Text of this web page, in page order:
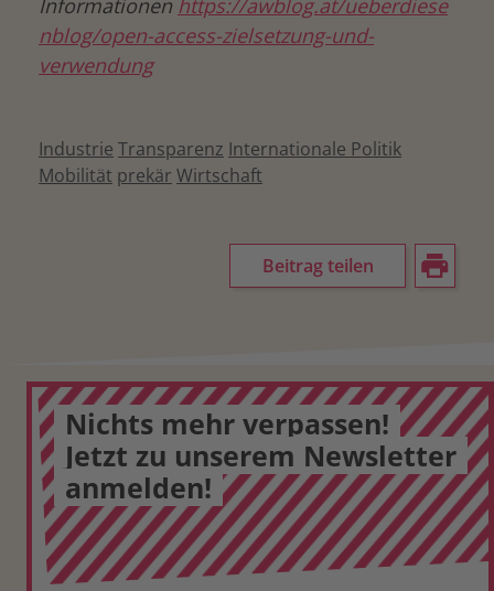
nblog/open-access-zielsetzung-und-
verwendung
Industrie Transparenz Internationale Politik
Mobilität prekär Wirtschaft
Beitrag teilen
Nichts mehr verpassen!
Jetzt zu unserem Newsletter
anmelden!